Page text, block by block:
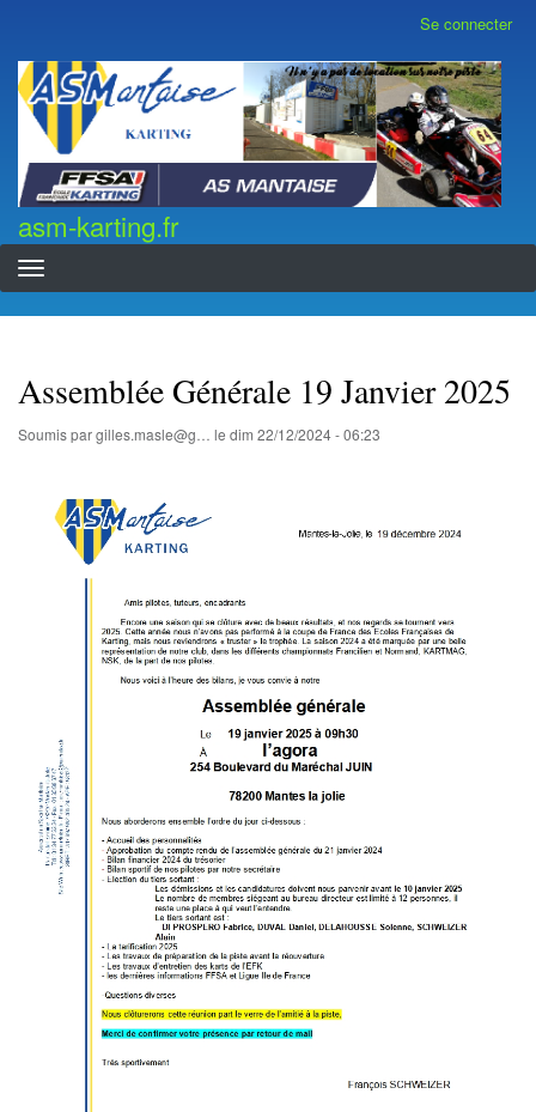
contenu
principal
compte
de
l'utilisateur
Se connecter
asm-karting.fr
asm-karting.fr
Assemblée Générale 19 Janvier 2025
Soumis pargilles.masle@g… le dim 22/12/2024 - 06:23